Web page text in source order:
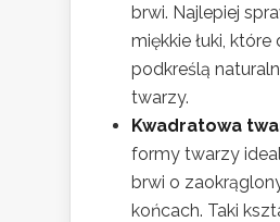
brwi. Najlepiej
miękkie łuki, które
podkreślą
twarzy.
Kwadratowa
formy twarzy
brwi o
końcach. Taki